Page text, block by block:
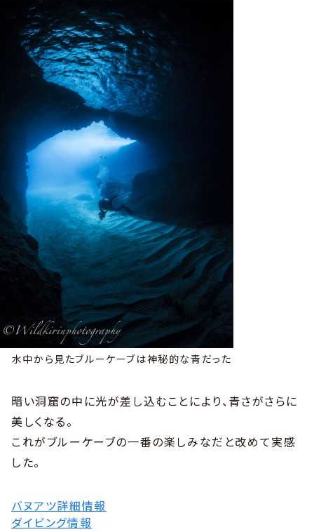
水中から見たブルーケーブは神秘的な青だった
暗い洞窟の中に光が差し込むことにより、青さがさらに
美しくなる。
これがブルーケーブの一番の楽しみなだと改めて実感
した。
バヌアツ詳細情報
ダイビング情報